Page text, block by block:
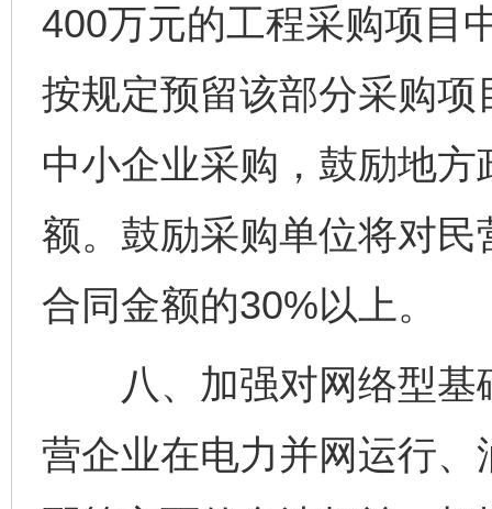
400万元的工程采购项目
按规定预留该部分采购
中小企业采购，鼓励地
额。鼓励采购单位将对
合同金额的30%以上。
八、加强对网络型基
营企业在电力并网运行